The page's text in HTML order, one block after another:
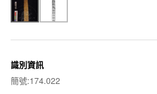
識別資訊
簡號:174.022